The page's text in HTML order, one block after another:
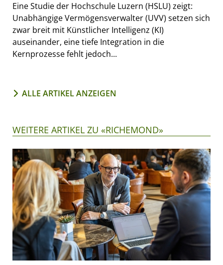
Eine Studie der Hochschule Luzern (HSLU) zeigt:
Unabhängige Vermögensverwalter (UVV) setzen sich
zwar breit mit Künstlicher Intelligenz (KI)
auseinander, eine tiefe Integration in die
Kernprozesse fehlt jedoch...
ALLE ARTIKEL ANZEIGEN
WEITERE ARTIKEL ZU «RICHEMOND»